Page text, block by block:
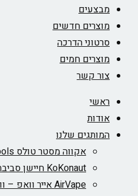
מבצעים
מוצרים חדשים
סרטוני הדרכה
מוצרים חמים
צור קשר
ראשי
אודות
המותגים שלנו
אקווה מסטר טולס Aqua Master tools
KoKonaut חיישן סביבתי
AirVape אייר וואפ – וופורייזר